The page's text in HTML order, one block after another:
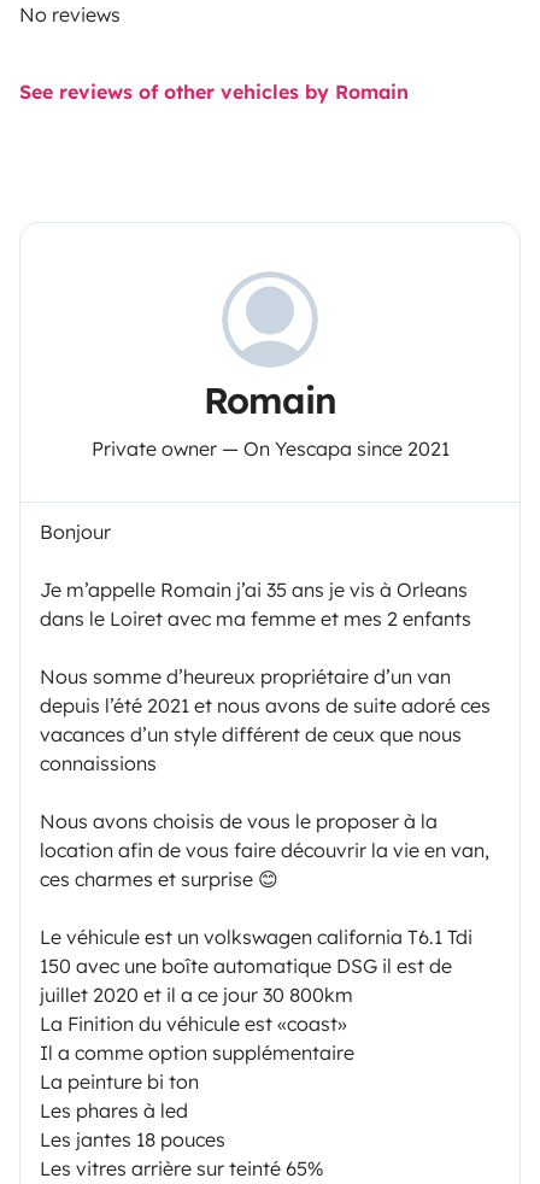
No reviews
See reviews of other vehicles by Romain
Romain
Private owner — On Yescapa since 2021
Bonjour
Je m’appelle Romain j’ai 35 ans je vis à Orleans
dans le Loiret avec ma femme et mes 2 enfants
Nous somme d’heureux propriétaire d’un van
depuis l’été 2021 et nous avons de suite adoré ces
vacances d’un style différent de ceux que nous
connaissions
Nous avons choisis de vous le proposer à la
location afin de vous faire découvrir la vie en van,
ces charmes et surprise 😊
Le véhicule est un volkswagen california T6.1 Tdi
150 avec une boîte automatique DSG il est de
juillet 2020 et il a ce jour 30 800km
La Finition du véhicule est «coast»
Il a comme option supplémentaire
La peinture bi ton
Les phares à led
Les jantes 18 pouces
Les vitres arrière sur teinté 65%